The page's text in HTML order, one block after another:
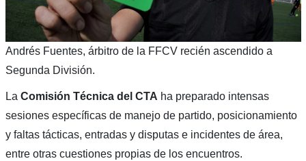
Andrés Fuentes, árbitro de la FFCV recién ascendido a
Segunda División.
La Comisión Técnica del CTA ha preparado intensas
sesiones específicas de manejo de partido, posicionamiento
y faltas tácticas, entradas y disputas e incidentes de área,
entre otras cuestiones propias de los encuentros.